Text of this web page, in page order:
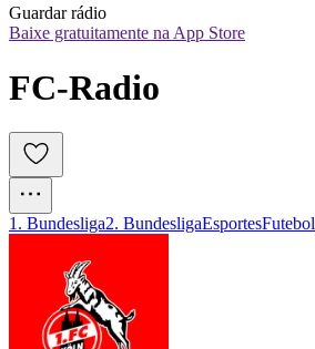
Guardar rádio
Baixe gratuitamente na App Store
FC-Radio
1. Bundesliga2. BundesligaEsportesFutebol